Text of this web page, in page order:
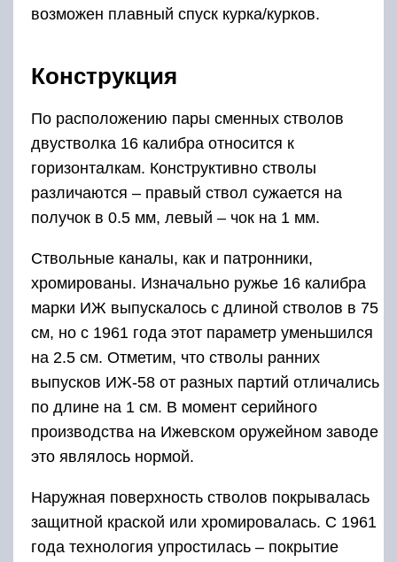
возможен плавный спуск курка/курков.
Конструкция
По расположению пары сменных стволов
двустволка 16 калибра относится к
горизонталкам. Конструктивно стволы
различаются – правый ствол сужается на
получок в 0.5 мм, левый – чок на 1 мм.
Ствольные каналы, как и патронники,
хромированы. Изначально ружье 16 калибра
марки ИЖ выпускалось с длиной стволов в 75
см, но с 1961 года этот параметр уменьшился
на 2.5 см. Отметим, что стволы ранних
выпусков ИЖ-58 от разных партий отличались
по длине на 1 см. В момент серийного
производства на Ижевском оружейном заводе
это являлось нормой.
Наружная поверхность стволов покрывалась
защитной краской или хромировалась. С 1961
года технология упростилась – покрытие